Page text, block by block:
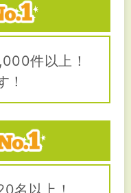
件以上！
！
名以上！